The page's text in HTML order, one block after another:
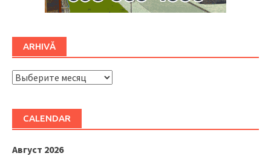
ARHIVĂ
ARHIVĂ
CALENDAR
Август 2026